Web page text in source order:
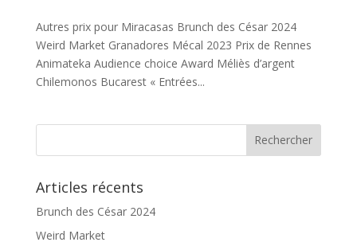
Autres prix pour Miracasas Brunch des César 2024
Weird Market Granadores Mécal 2023 Prix de Rennes
Animateka Audience choice Award Méliès d’argent
Chilemonos Bucarest « Entrées...
Articles récents
Brunch des César 2024
Weird Market